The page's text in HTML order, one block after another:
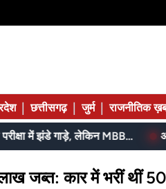
छत्तीसगढ़ जुर्म राजनीतिक
SI, ASI स्टेनो और पुलिस कॉन्स्टेबल परीक्षा में झंडे गाड़े, लेकिन MBBS सीट नहीं मिला, पढ़िए शहडोल संभाग के शुभांगी की कहा
जब्त: कार में भरीं थीं